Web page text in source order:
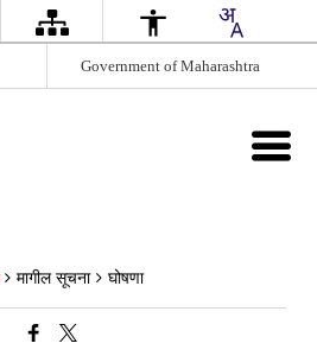
Government of Maharashtra
मागील सूचना घोषणा